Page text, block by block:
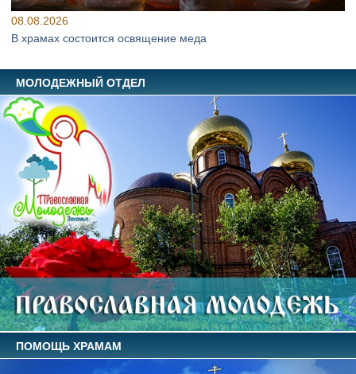
08.08.2026
В храмах состоится освящение меда
МОЛОДЕЖНЫЙ ОТДЕЛ
ПОМОЩЬ ХРАМАМ